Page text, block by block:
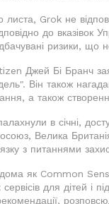
листа, Grok не
до
ризики,
Джей Бі Бранч
Він також
а також
в січні,
Велика
з питаннями
як Common
для дітей і